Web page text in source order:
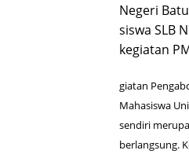
Negeri
siswa SLB
kegiatan
giatan
Mahasiswa
sendiri
berlangsung.